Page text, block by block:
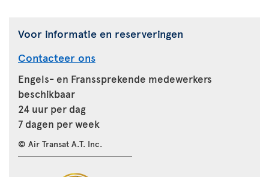
Voor informatie en reserveringen
Contacteer ons
Engels- en Franssprekende medewerkers
beschikbaar
24 uur per dag
7 dagen per week
© Air Transat A.T. Inc.